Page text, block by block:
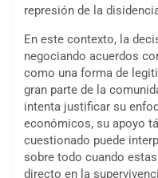
represión de la
En este contexto, la
negociando acuerdos
como una forma de
gran parte de la
intenta justificar su
económicos, su apoyo
cuestionado puede
sobre todo cuando
directo en la